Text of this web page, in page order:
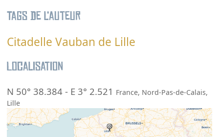
Tags de l’auteur
Citadelle Vauban de Lille
Localisation
N 50° 38.384 - E 3° 2.521 France, Nord-Pas-de-Calais,
Lille